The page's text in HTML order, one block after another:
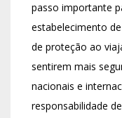
passo importante
estabelecimento
de proteção ao
sentirem mais
nacionais e
responsabilidade